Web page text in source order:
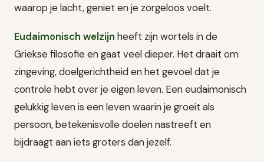
waarop je lacht, geniet en je zorgeloos voelt.
Eudaimonisch welzijn heeft zijn wortels in de
Griekse filosofie en gaat veel dieper. Het draait om
zingeving, doelgerichtheid en het gevoel dat je
controle hebt over je eigen leven. Een eudaimonisch
gelukkig leven is een leven waarin je groeit als
persoon, betekenisvolle doelen nastreeft en
bijdraagt aan iets groters dan jezelf.